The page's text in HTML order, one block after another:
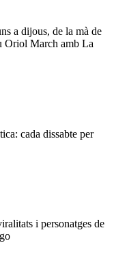
a dijous, de la mà de
Oriol March amb La
cada dissabte per
i personatges de